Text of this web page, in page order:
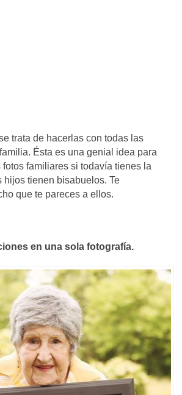
trata de hacerlas con todas las
Ésta es una genial idea para
familiares si todavía tienes la
hijos tienen bisabuelos. Te
que te pareces a ellos.
en una sola fotografía.